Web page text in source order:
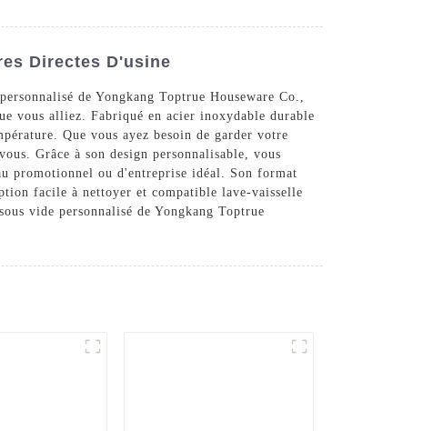
Directes D'usine
de Yongkang Toptrue Houseware Co.,
vous alliez. Fabriqué en acier inoxydable durable
Que vous ayez besoin de garder votre
Grâce à son design personnalisable, vous
promotionnel ou d'entreprise idéal. Son format
facile à nettoyer et compatible lave-vaisselle
vide personnalisé de Yongkang Toptrue